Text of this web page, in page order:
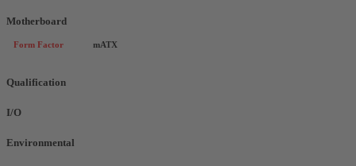
Motherboard
Form Factor mATX
Qualification
I/O
Environmental